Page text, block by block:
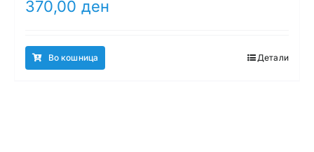
370,00 ден
Во кошница Детали